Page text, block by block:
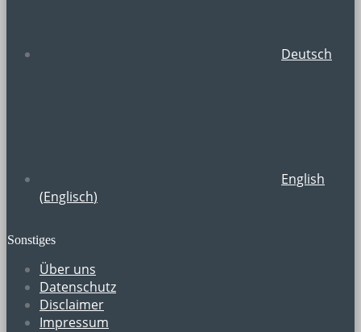
Deutsch
English
(Englisch)
Sonstiges
Über uns
Datenschutz
Disclaimer
Impressum